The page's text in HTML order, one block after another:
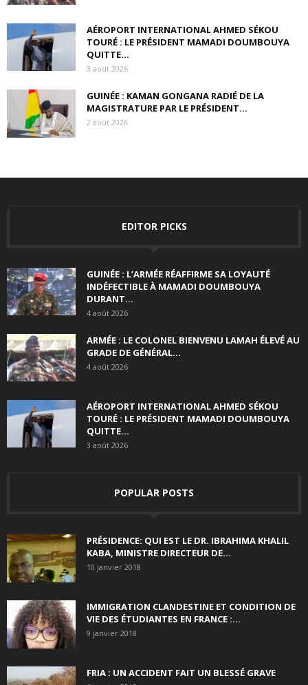
AÉROPORT INTERNATIONAL AHMED SÉKOU
TOURÉ : LE PRÉSIDENT MAMADI DOUMBOUYA
QUITTE...
3 août 2026
GUINÉE : KAMAN GONGANA RADIÉ DE LA
MAGISTRATURE PAR LE PRÉSIDENT...
2 août 2026
EDITOR PICKS
GUINÉE : L’ARMÉE RÉAFFIRME SA LOYAUTÉ
INDÉFECTIBLE À MAMADI DOUMBOUYA
DURANT...
4 août 2026
ARMÉE : LE COLONEL BIENVENU LAMAH ÉLEVÉ AU
GRADE DE GÉNÉRAL...
4 août 2026
AÉROPORT INTERNATIONAL AHMED SÉKOU
TOURÉ : LE PRÉSIDENT MAMADI DOUMBOUYA
QUITTE...
3 août 2026
POPULAR POSTS
PRÉSIDENCE: QUI EST LE DR. IBRAHIMA KHALIL
KABA, MINISTRE DIRECTEUR DE...
10 janvier 2018
IMMIGRATION CLANDESTINE ET CONDITION DE
VIE DES ÉTUDIANTES EN FRANCE :...
9 janvier 2018
FRIA : UN ACCIDENT FAIT UN BLESSÉ GRAVE